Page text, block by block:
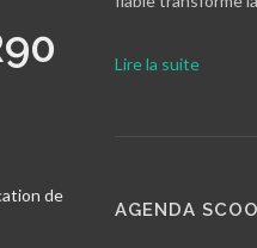
de
Lire la suite
AGENDA